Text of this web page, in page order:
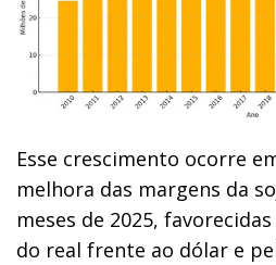
Esse crescimento ocorre
melhora das margens da
meses de 2025,
do real frente ao dólar e